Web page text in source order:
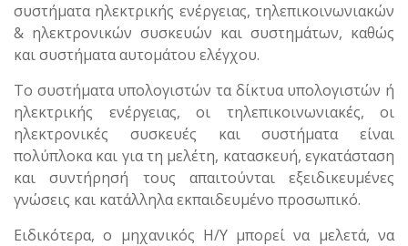
συστήματα ηλεκτρικής ενέργειας, τηλεπικοινωνιακών
& ηλεκτρονικών συσκευών και συστημάτων, καθώς
και συστήματα αυτομάτου ελέγχου.
Το συστήματα υπολογιστών τα δίκτυα υπολογιστών ή
ηλεκτρικής ενέργειας, οι τηλεπικοινωνιακές, οι
ηλεκτρονικές συσκευές και συστήματα είναι
πολύπλοκα και για τη μελέτη, κατασκευή, εγκατάσταση
και συντήρησή τους απαιτούνται εξειδικευμένες
γνώσεις και κατάλληλα εκπαιδευμένο προσωπικό.
Ειδικότερα, ο μηχανικός Η/Υ μπορεί να μελετά, να